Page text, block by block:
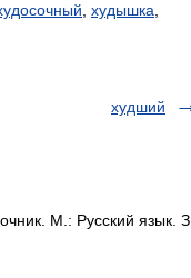
худышка
худший
М.: Русский язык. З.